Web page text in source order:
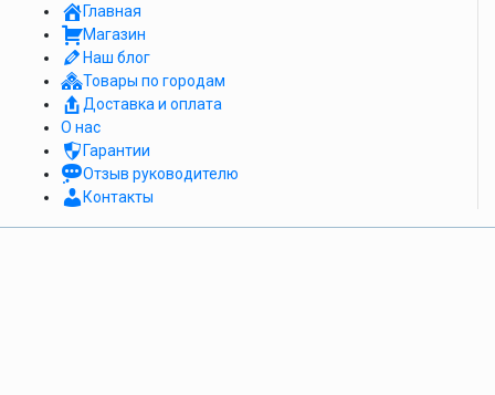
Главная
Магазин
Наш блог
Товары по городам
Доставка и оплата
О нас
Гарантии
Отзыв руководителю
Контакты